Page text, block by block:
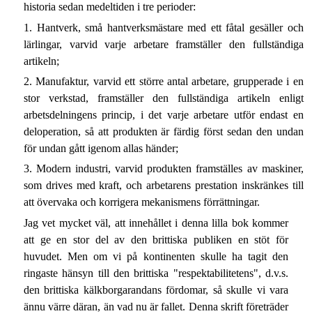
historia sedan medeltiden i tre perioder:
1. Hantverk, små hantverksmästare med ett fåtal gesäller och
lärlingar, varvid varje arbetare framställer den fullständiga
artikeln;
2. Manufaktur, varvid ett större antal arbetare, grupperade i en
stor verkstad, framställer den fullständiga artikeln enligt
arbetsdelningens princip, i det varje arbetare utför endast en
deloperation, så att produkten är färdig först sedan den undan
för undan gått igenom allas händer;
3. Modern industri, varvid produkten framställes av maskiner,
som drives med kraft, och arbetarens prestation inskränkes till
att övervaka och korrigera mekanismens förrättningar.
Jag vet mycket väl, att innehållet i denna lilla bok kommer
att ge en stor del av den brittiska publiken en stöt för
huvudet. Men om vi på kontinenten skulle ha tagit den
ringaste hänsyn till den brittiska "respektabilitetens", d.v.s.
den brittiska kälkborgarandans fördomar, så skulle vi vara
ännu värre däran, än vad nu är fallet. Denna skrift företräder